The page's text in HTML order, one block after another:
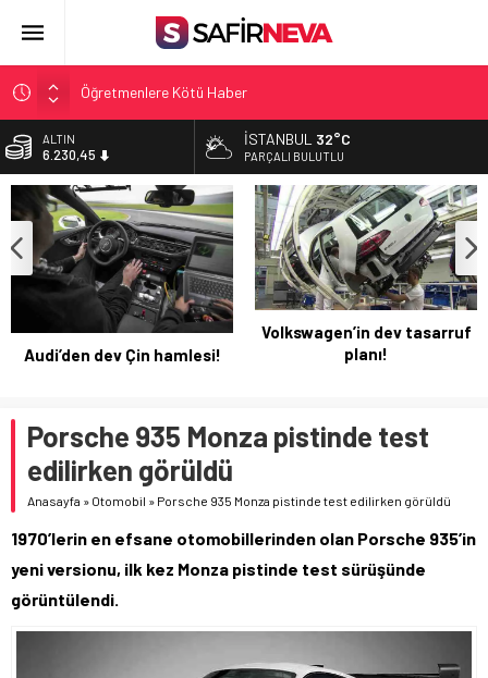
Öğretmenlere Kötü Haber
FETÖ’nün kritik ismi tutuklandı
Son dakika… İstanbul’da trafik felç
Yunanistan Başbakanı Çipras Türkiye’ye gelecek
Açlık Sınırı Açıklandı
ALTIN
6.230,45
BİST
13.687,93
DOLAR
47,5724
İSTANBUL 32°C
PARÇALI BULUTLU
Audi’den dev Çin hamlesi!
Volkswagen’in dev tasarruf
planı!
Porsche 935 Monza pistinde test
edilirken görüldü
Anasayfa » Otomobil » Porsche 935 Monza pistinde test edilirken görüldü
1970’lerin en efsane otomobillerinden olan Porsche 935’in
yeni versionu, ilk kez Monza pistinde test sürüşünde
görüntülendi.